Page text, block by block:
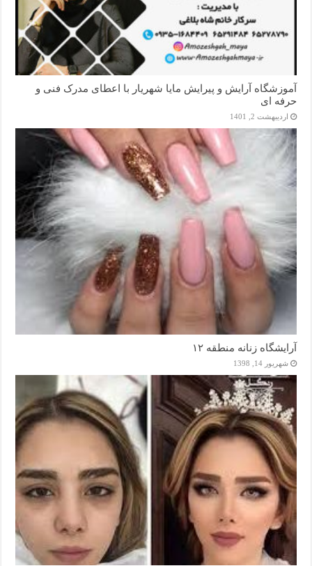
آموزشگاه آرایش و پیرایش مایا شهریار با اعطای مدرک فنی و
حرفه ای
اردیبهشت 2, 1401
آرایشگاه زنانه منطقه ۱۲
شهریور 14, 1398